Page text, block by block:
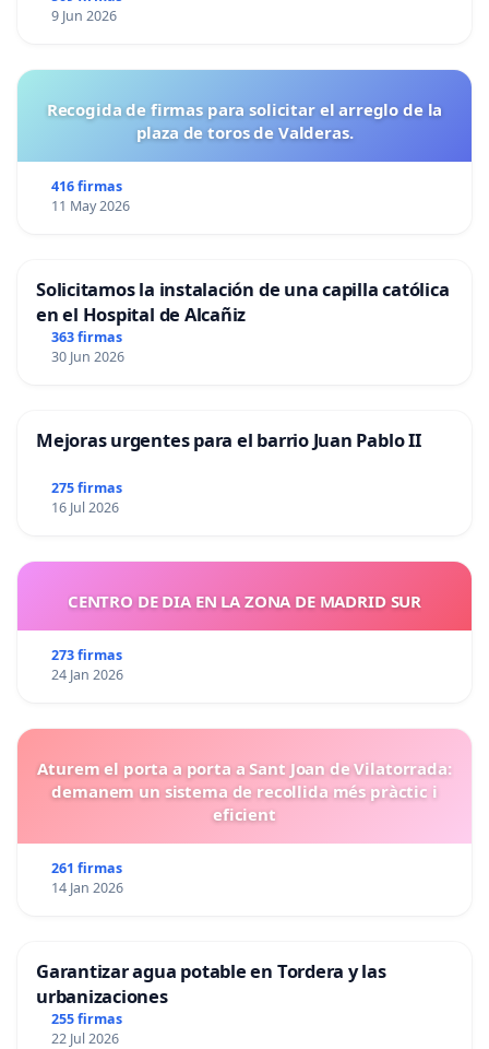
9 Jun 2026
Recogida de firmas para solicitar el arreglo de la
plaza de toros de Valderas.
416 firmas
11 May 2026
Solicitamos la instalación de una capilla católica
en el Hospital de Alcañiz
363 firmas
30 Jun 2026
Mejoras urgentes para el barrio Juan Pablo II
275 firmas
16 Jul 2026
CENTRO DE DIA EN LA ZONA DE MADRID SUR
273 firmas
24 Jan 2026
Aturem el porta a porta a Sant Joan de Vilatorrada:
demanem un sistema de recollida més pràctic i
eficient
261 firmas
14 Jan 2026
Garantizar agua potable en Tordera y las
urbanizaciones
255 firmas
22 Jul 2026